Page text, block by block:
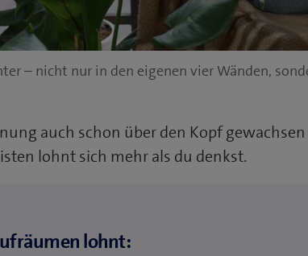
– nicht nur in den eigenen vier Wänden,
auch schon über den Kopf
lohnt sich mehr als du denkst.
lohnt: